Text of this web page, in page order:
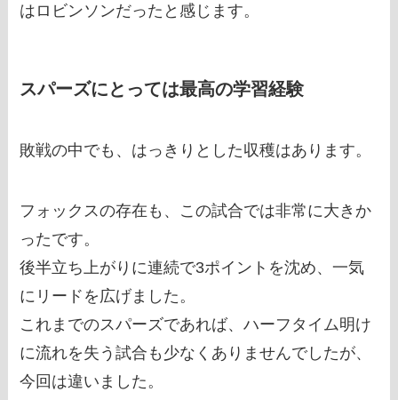
はロビンソンだったと感じます。
スパーズにとっては最高の学習経験
敗戦の中でも、はっきりとした収穫はあります。
フォックスの存在も、この試合では非常に大きか
ったです。
後半立ち上がりに連続で3ポイントを沈め、一気
にリードを広げました。
これまでのスパーズであれば、ハーフタイム明け
に流れを失う試合も少なくありませんでしたが、
今回は違いました。